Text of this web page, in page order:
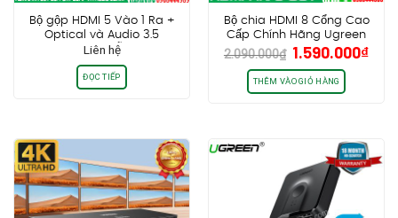
Bộ gộp HDMI 5 Vào 1 Ra +
Optical và Audio 3.5
Ugreen 40370 Hỗ trợ 3D 4K
(4096×2160@30hz), FULL HD
1080P@60hz
Liên hệ
ĐỌC TIẾP
Bộ chia HDMI 8 Cổng Cao
Cấp Chính Hãng Ugreen
40203
2.090.000₫ Giá
gốc
là:
2.090.000₫.
1.590.000₫Giá
THÊM VÀO GIỎ HÀNG